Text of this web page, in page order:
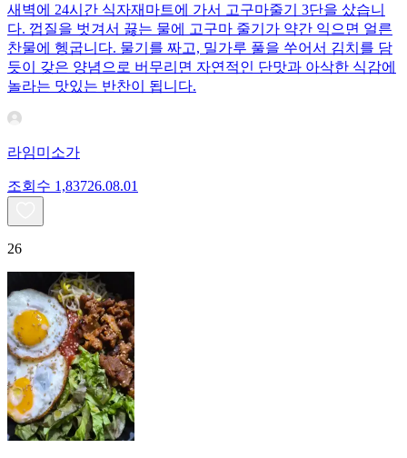
새벽에 24시간 식자재마트에 가서 고구마줄기 3단을 샀습니
다. 껍질을 벗겨서 끓는 물에 고구마 줄기가 약간 익으면 얼른
찬물에 헹굽니다. 물기를 짜고, 밀가루 풀을 쑤어서 김치를 담
듯이 갖은 양념으로 버무리면 자연적인 단맛과 아삭한 식감에
놀라는 맛있는 반찬이 됩니다.
라임미소가
조회수 1,83726.08.01
26